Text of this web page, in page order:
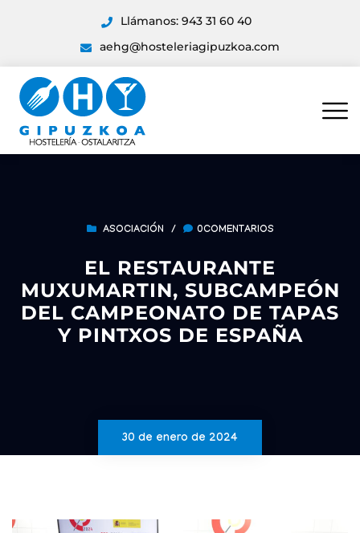
Llámanos: 943 31 60 40
aehg@hosteleriagipuzkoa.com
ASOCIACIÓN / 0COMENTARIOS
EL RESTAURANTE
MUXUMARTIN, SUBCAMPEÓN
DEL CAMPEONATO DE TAPAS
Y PINTXOS DE ESPAÑA
30 de enero de 2024